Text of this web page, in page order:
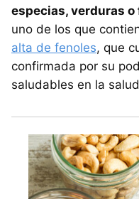
especias, verduras
uno de los que
alta de fenoles, que
confirmada por su
saludables en la